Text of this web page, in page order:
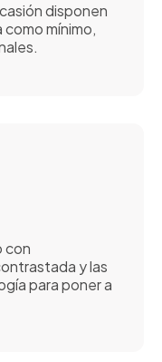
disponen
mínimo,
con
y las
para poner a